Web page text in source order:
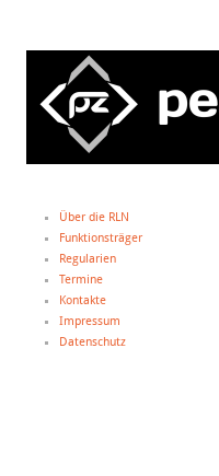
Über die RLN
Funktionsträger
Regularien
Termine
Kontakte
Impressum
Datenschutz